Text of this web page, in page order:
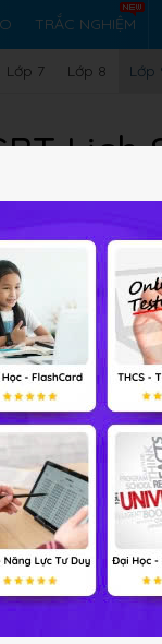
TRẮC NGHIỆM
Lớp 7 Lớp 8 Lớp
Lịch
SGK 107
Nam hoá chiến
Nam hoá chiến